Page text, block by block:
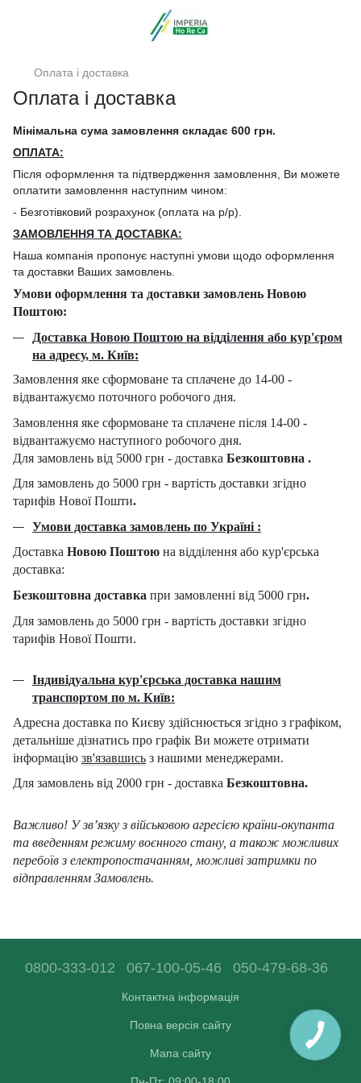
Оплата і доставка
Оплата і доставка
Мінімальна сума замовлення складає 600 грн.
ОПЛАТА:
Після оформлення та підтвердження замовлення, Ви можете
оплатити замовлення наступним чином:
- Безготівковий розрахунок (оплата на р/р).
ЗАМОВЛЕННЯ ТА ДОСТАВКА:
Наша компанія пропонує наступні умови щодо оформлення
та доставки Ваших замовлень.
Умови оформлення та доставки замовлень Новою
Поштою:
Доставка Новою Поштою на відділення або кур'єром
на адресу, м. Київ:
Замовлення яке сформоване та сплачене до 14-00 -
відвантажуємо поточного робочого дня.
Замовлення яке сформоване та сплачене після 14-00 -
відвантажуємо наступного робочого дня.
Для замовлень від 5000 грн - доставка Безкоштовна .
Для замовлень до 5000 грн - вартість доставки згідно
тарифів Нової Пошти.
Умови доставка замовлень по Україні :
Доставка Новою Поштою на відділення або кур'єрська
доставка:
Безкоштовна доставка при замовленні від 5000 грн.
Для замовлень до 5000 грн - вартість доставки згідно
тарифів Нової Пошти.
Індивідуальна кур'єрська доставка нашим
транспортом по м. Київ:
Адресна доставка по Києву здійснюється згідно з графіком,
детальніше дізнатись про графік Ви можете отримати
інформацію зв'язавшись з нашими менеджерами.
Для замовлень від 2000 грн - доставка Безкоштовна.
Важливо! У зв’язку з військовою агресією країни-окупанта
та введенням режиму воєнного стану, а також можливих
перебоїв з електропостачанням, можливі затримки по
відправленням Замовлень.
0800-333-012 067-100-05-46 050-479-68-36
Контактна інформація
Повна версія сайту
Мапа сайту